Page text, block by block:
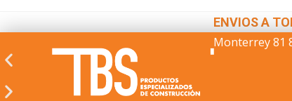
ENVIOS A
Monterrey 81